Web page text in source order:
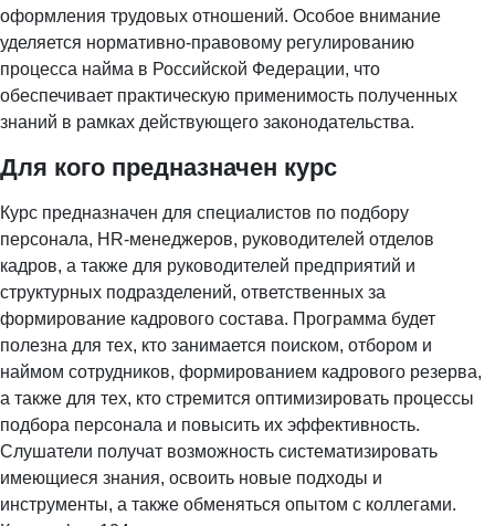
оформления трудовых отношений. Особое внимание
уделяется нормативно-правовому регулированию
процесса найма в Российской Федерации, что
обеспечивает практическую применимость полученных
знаний в рамках действующего законодательства.
Для кого предназначен курс
Курс предназначен для специалистов по подбору
персонала, HR-менеджеров, руководителей отделов
кадров, а также для руководителей предприятий и
структурных подразделений, ответственных за
формирование кадрового состава. Программа будет
полезна для тех, кто занимается поиском, отбором и
наймом сотрудников, формированием кадрового резерва,
а также для тех, кто стремится оптимизировать процессы
подбора персонала и повысить их эффективность.
Слушатели получат возможность систематизировать
имеющиеся знания, освоить новые подходы и
инструменты, а также обменяться опытом с коллегами.